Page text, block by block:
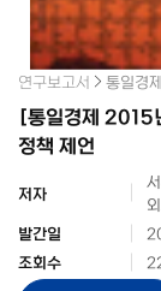
연구보고서 통일경제
[통일경제 2015
정책 제언
저자
발간일
조회수